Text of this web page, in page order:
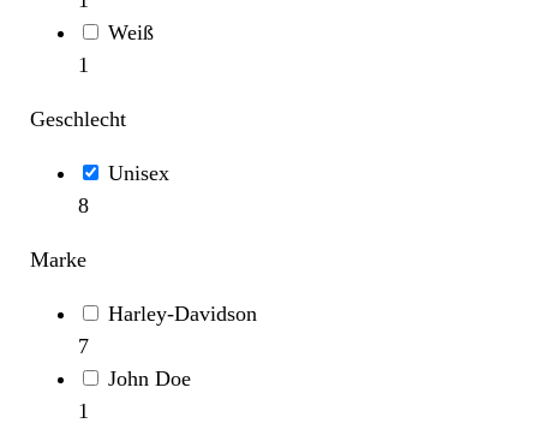
Weiß
1
Geschlecht
Unisex
8
Marke
Harley-Davidson
7
John Doe
1